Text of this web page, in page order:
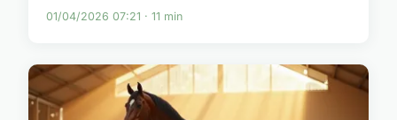
01/04/2026 07:21 · 11 min